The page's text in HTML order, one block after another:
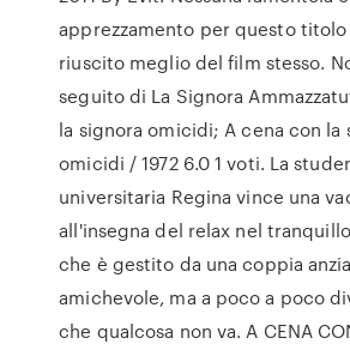
apprezzamento per questo
riuscito meglio del film stesso.
seguito di La Signora
la signora omicidi; A cena con la
omicidi / 1972 6.0 1 voti. La
universitaria Regina vince una
all'insegna del relax nel
che è gestito da una coppia
amichevole, ma a poco a poco
che qualcosa non va. A CENA